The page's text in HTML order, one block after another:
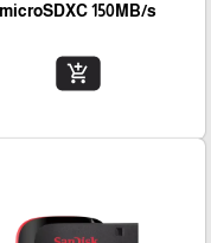
microSDXC 150MB/s
add_shopping_cart